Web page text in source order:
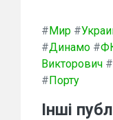
#Мир #
#Динамо #
Викторович #
#Порту
Інші